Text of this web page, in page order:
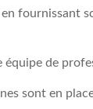
fournissant
de
sont en